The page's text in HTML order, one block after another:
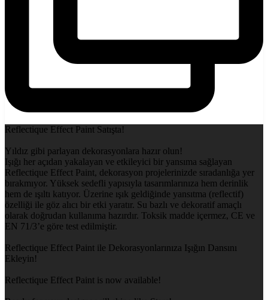
Reflectique Effect Paint Satışta!
Yıldız gibi parlayan dekorasyonlara hazır olun!
Işığı her açıdan yakalayan ve etkileyici bir yansıma sağlayan
Reflectique Effect Paint, dekorasyon projelerinizde sıradanlığa yer
bırakmıyor. Yüksek sedefli yapısıyla tasarımlarınıza hem derinlik
hem de ışıltı katıyor. Üzerine ışık geldiğinde yansıtma (reflectif)
özelliği ile göz alıcı bir etki yaratır. Su bazlı ve dekoratif amaçlı
olarak doğrudan kullanıma hazırdır. Toksik madde içermez, CE ve
EN 71/3’e göre test edilmiştir.
Reflectique Effect Paint ile Dekorasyonlarınıza Işığın Dansını
Ekleyin!
Reflectique Effect Paint is now available!